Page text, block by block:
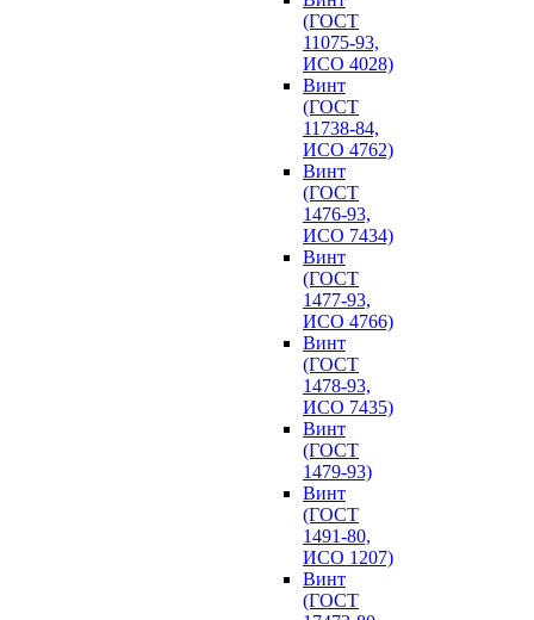
(ГОСТ
11075-93,
ИСО 4028)
Винт
(ГОСТ
11738-84,
ИСО 4762)
Винт
(ГОСТ
1476-93,
ИСО 7434)
Винт
(ГОСТ
1477-93,
ИСО 4766)
Винт
(ГОСТ
1478-93,
ИСО 7435)
Винт
(ГОСТ
1479-93)
Винт
(ГОСТ
1491-80,
ИСО 1207)
Винт
(ГОСТ